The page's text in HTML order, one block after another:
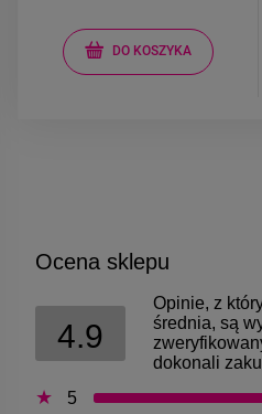
DO KOSZYKA
Ocena sklepu
4.9
Opinie, z
średnia, są
dokonali
5